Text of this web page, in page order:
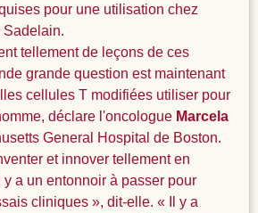
pour une utilisation chez
Sadelain.
tellement de leçons de ces
grande question est maintenant
cellules T modifiées utiliser pour
déclare l'oncologue Marcela
General Hospital de Boston.
et innover tellement en
y a un entonnoir à passer pour
cliniques », dit-elle. « Il y a